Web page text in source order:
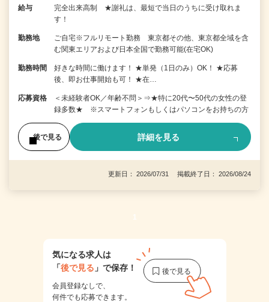
給与
完全出来高制 ★謝礼は、最短で当日のうちに受け取れま
す！
勤務地
ご自宅※フルリモート勤務 東京都その他、東京都全域を含
む関東エリアおよび日本全国で勤務可能(在宅OK)
勤務時間
好きな時間に働けます！ ★単発（1日のみ）OK！ ★応募
後、即お仕事開始も可！ ★在…
応募資格
＜未経験者OK／年齢不問＞⇒★特に20代〜50代の女性の登
録多数★ ※スマートフォンもしくはパソコンをお持ちの方
後で見る 詳細を見る
更新日： 2026/07/31 掲載終了日： 2026/08/24
1
気になる求人は
「後で見る 」で保存！
会員登録なしで、
何件でも応募できます。